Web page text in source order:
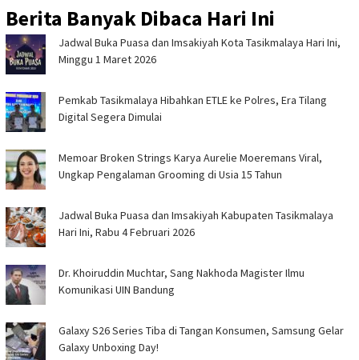
Berita Banyak Dibaca Hari Ini
Jadwal Buka Puasa dan Imsakiyah Kota Tasikmalaya Hari Ini,
Minggu 1 Maret 2026
Pemkab Tasikmalaya Hibahkan ETLE ke Polres, Era Tilang
Digital Segera Dimulai
Memoar Broken Strings Karya Aurelie Moeremans Viral,
Ungkap Pengalaman Grooming di Usia 15 Tahun
Jadwal Buka Puasa dan Imsakiyah Kabupaten Tasikmalaya
Hari Ini, Rabu 4 Februari 2026
Dr. Khoiruddin Muchtar, Sang Nakhoda Magister Ilmu
Komunikasi UIN Bandung
Galaxy S26 Series Tiba di Tangan Konsumen, Samsung Gelar
Galaxy Unboxing Day!